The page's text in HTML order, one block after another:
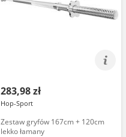
283,98 zł
Hop-Sport
Zestaw gryfów 167cm + 120cm
lekko łamany